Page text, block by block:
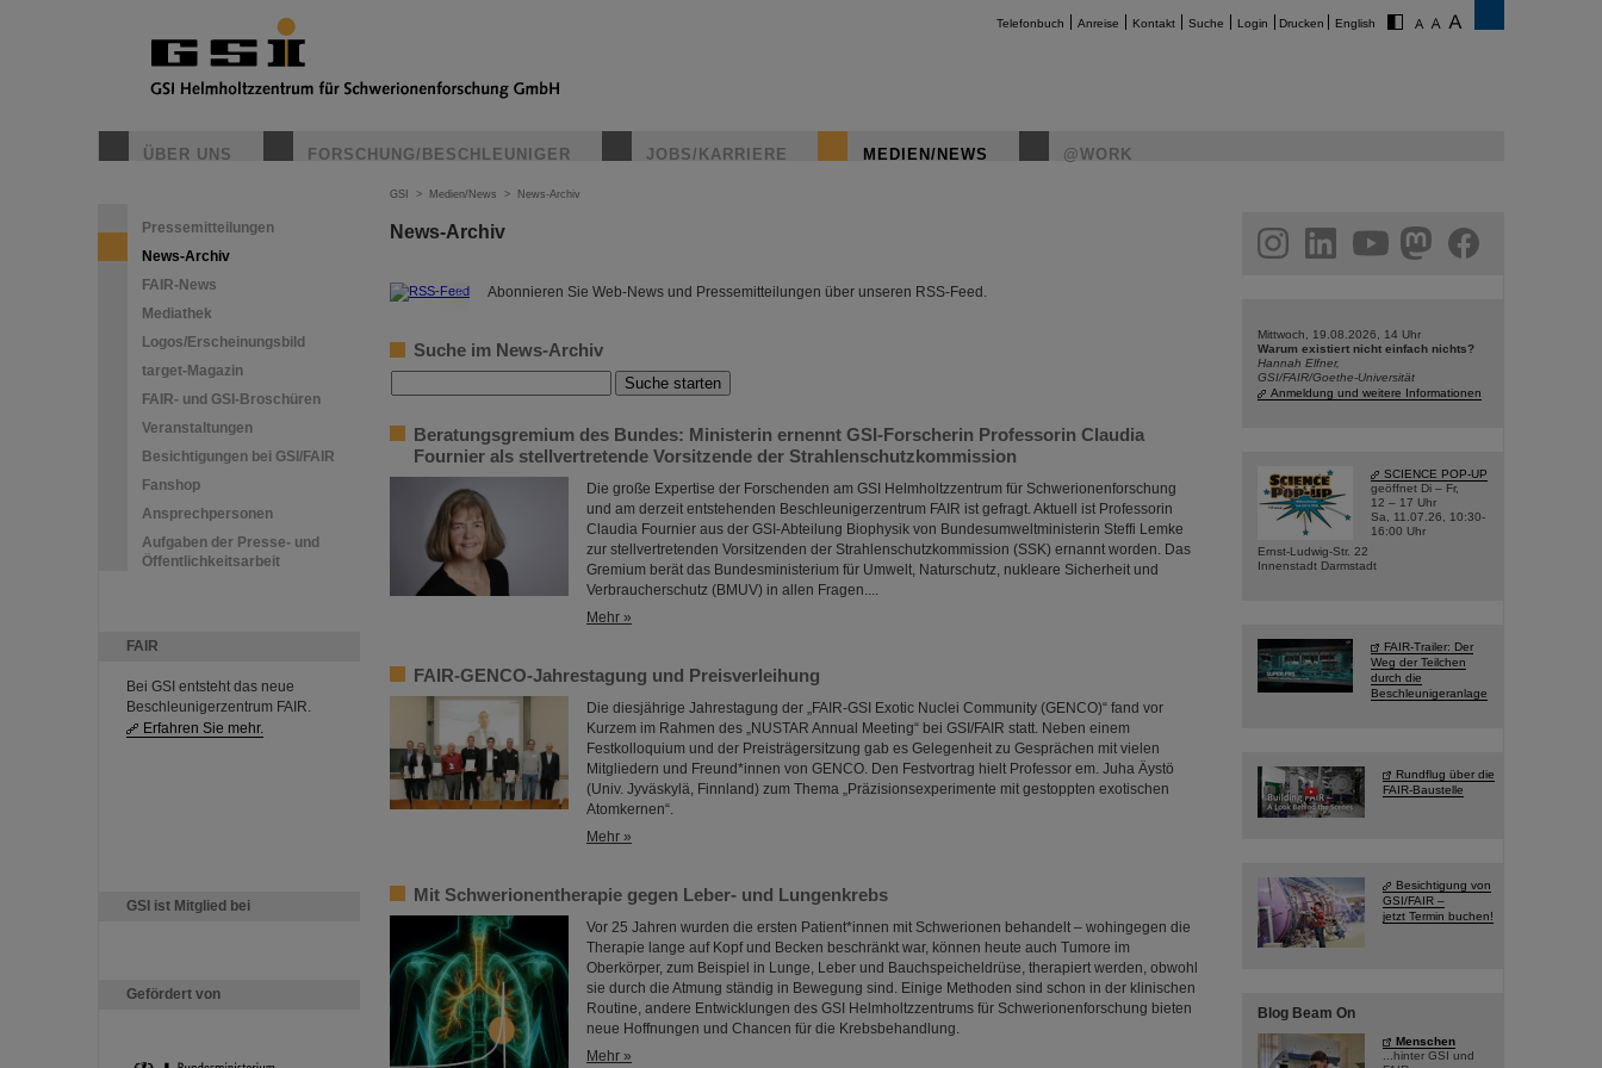
Telefonbuch Anreise Kontakt Suche Login Drucken English
ÜBER UNS FORSCHUNG/BESCHLEUNIGER JOBS/KARRIERE MEDIEN/NEWS @WORK
Pressemitteilungen
News-Archiv
FAIR-News
Mediathek
Logos/Erscheinungsbild
target-Magazin
FAIR- und GSI-Broschüren
Veranstaltungen
Besichtigungen bei GSI/FAIR
Fanshop
Ansprechpersonen
Aufgaben der Presse- und
Öffentlichkeitsarbeit
FAIR
Bei GSI entsteht das neue
Beschleunigerzentrum FAIR.
Erfahren Sie mehr.
GSI ist Mitglied bei
Gefördert von
GSI > Medien/News > News-Archiv
News-Archiv
© Abonnieren Sie Web-News und Pressemitteilungen über unseren RSS-Feed.
Suche im News-Archiv
Beratungsgremium des Bundes: Ministerin ernennt GSI-Forscherin Professorin Claudia
Fournier als stellvertretende Vorsitzende der Strahlenschutzkommission
Die große Expertise der Forschenden am GSI Helmholtzzentrum für Schwerionenforschung
und am derzeit entstehenden Beschleunigerzentrum FAIR ist gefragt. Aktuell ist Professorin
Claudia Fournier aus der GSI-Abteilung Biophysik von Bundesumweltministerin Steffi Lemke
zur stellvertretenden Vorsitzenden der Strahlenschutzkommission (SSK) ernannt worden. Das
Gremium berät das Bundesministerium für Umwelt, Naturschutz, nukleare Sicherheit und
Verbraucherschutz (BMUV) in allen Fragen....
Mehr »
FAIR-GENCO-Jahrestagung und Preisverleihung
Die diesjährige Jahrestagung der „FAIR-GSI Exotic Nuclei Community (GENCO)“ fand vor
Kurzem im Rahmen des „NUSTAR Annual Meeting“ bei GSI/FAIR statt. Neben einem
Festkolloquium und der Preisträgersitzung gab es Gelegenheit zu Gesprächen mit vielen
Mitgliedern und Freund*innen von GENCO. Den Festvortrag hielt Professor em. Juha Äystö
(Univ. Jyväskylä, Finnland) zum Thema „Präzisionsexperimente mit gestoppten exotischen
Atomkernen“.
Mehr »
Mit Schwerionentherapie gegen Leber- und Lungenkrebs
Vor 25 Jahren wurden die ersten Patient*innen mit Schwerionen behandelt – wohingegen die
Therapie lange auf Kopf und Becken beschränkt war, können heute auch Tumore im
Oberkörper, zum Beispiel in Lunge, Leber und Bauchspeicheldrüse, therapiert werden, obwohl
sie durch die Atmung ständig in Bewegung sind. Einige Methoden sind schon in der klinischen
Routine, andere Entwicklungen des GSI Helmholtzzentrums für Schwerionenforschung bieten
neue Hoffnungen und Chancen für die Krebsbehandlung.
Mehr »
facebook
Mittwoch, 19.08.2026, 14 Uhr
Warum existiert nicht einfach nichts?
Hannah Elfner,
GSI/FAIR/Goethe-Universität
Anmeldung und weitere Informationen
SCIENCE POP-UP
geöffnet Di – Fr,
12 – 17 Uhr
Sa, 11.07.26, 10:30-
16:00 Uhr
Ernst-Ludwig-Str. 22
Innenstadt Darmstadt
FAIR-Trailer: Der
Weg der Teilchen
durch die
Beschleunigeranlage
Rundflug über die
FAIR-Baustelle
Besichtigung von
GSI/FAIR –
jetzt Termin buchen!
Blog Beam On
Menschen
...hinter GSI und